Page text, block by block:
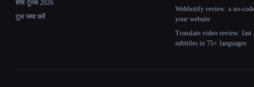
शीर्ष टूल्स 2026
टूल जमा करें
Webbotify review: a no-
your website
Translate.video review: fast
subtitles in 75+ languages